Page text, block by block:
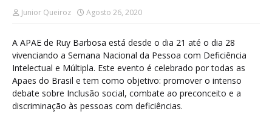
Junior Queiroz Agosto 26, 2020
A APAE de Ruy Barbosa está desde o dia 21 até o dia 28
vivenciando a Semana Nacional da Pessoa com Deficiência
Intelectual e Múltipla. Este evento é celebrado por todas as
Apaes do Brasil e tem como objetivo: promover o intenso
debate sobre Inclusão social, combate ao preconceito e a
discriminação às pessoas com deficiências.